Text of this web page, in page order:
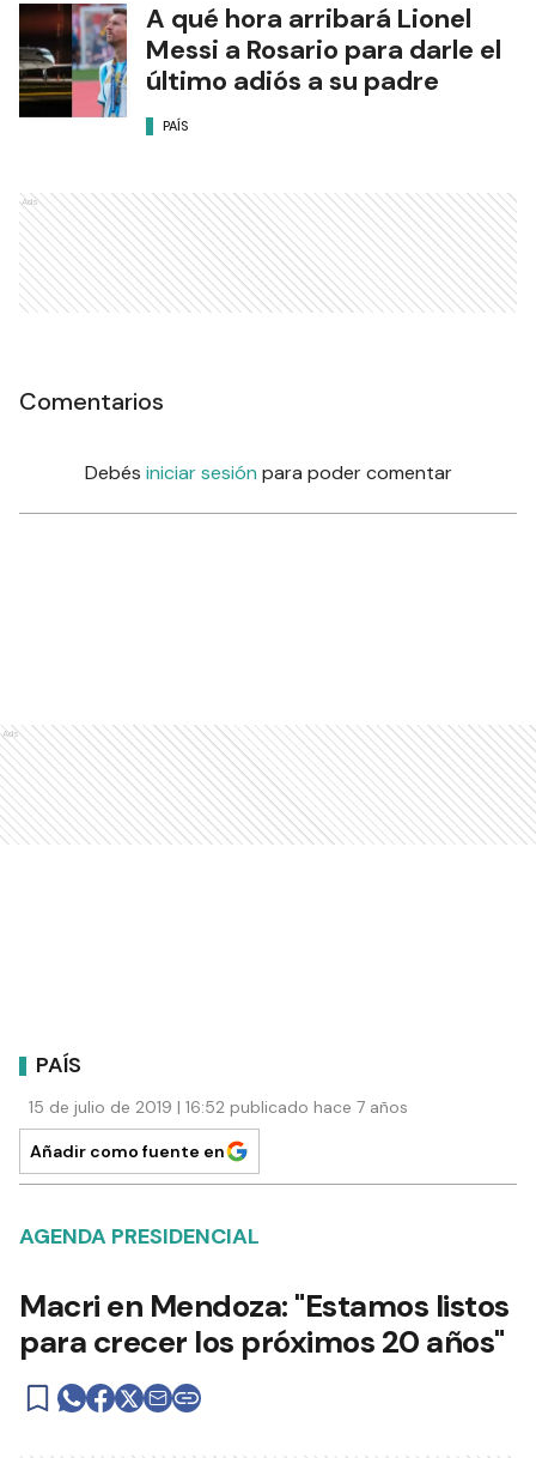
A qué hora arribará Lionel
Messi a Rosario para darle el
último adiós a su padre
PAÍS
Ads
Comentarios
Debés iniciar sesión para poder comentar
Ads
PAÍS
15 de julio de 2019 | 16:52 publicado hace 7 años
Añadir como fuente en
AGENDA PRESIDENCIAL
Macri en Mendoza: "Estamos listos
para crecer los próximos 20 años"